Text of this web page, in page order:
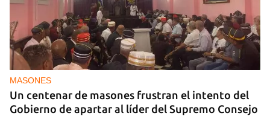
MASONES
Un centenar de masones frustran el intento del
Gobierno de apartar al líder del Supremo Consejo